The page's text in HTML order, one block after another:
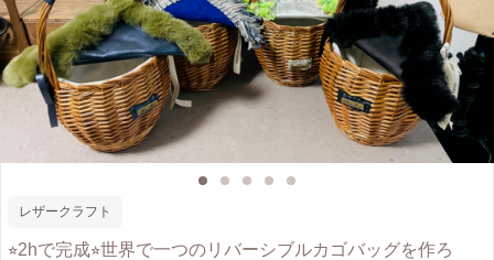
レザークラフト
⭐︎2hで完成⭐︎世界で一つのリバーシブルカゴバッグを作ろ